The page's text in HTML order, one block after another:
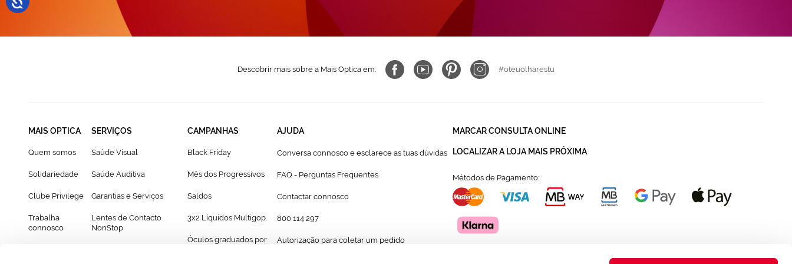
Descobrir mais sobre a Mais Optica em: #oteuolharestu
MAIS OPTICA
Quem somos
Solidariedade
Clube Privilege
Trabalha
connosco
SERVIÇOS
Saúde Visual
Saúde Auditiva
Garantias e Serviços
Lentes de Contacto
NonStop
CAMPANHAS
Black Friday
Mês dos Progressivos
Saldos
3x2 Líquidos Multigop
Óculos graduados por
AJUDA
Conversa connosco e esclarece as tuas dúvidas
FAQ - Perguntas Frequentes
Contactar connosco
800 114 297
Autorização para coletar um pedido
MARCAR CONSULTA ONLINE
LOCALIZAR A LOJA MAIS PRÓXIMA
Métodos de Pagamento: